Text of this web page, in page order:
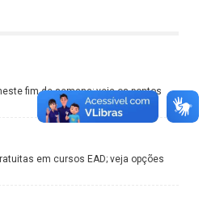
fim de semana; veja os pontos
em cursos EAD; veja opções